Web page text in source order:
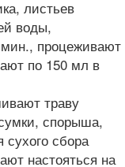
листьев
воды,
процеживают
по 150 мл в
траву
спорыша,
сбора
настояться на